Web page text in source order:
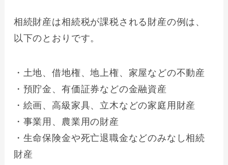
相続財産は相続税が課税される財産の例は、
以下のとおりです。
・土地、借地権、地上権、家屋などの不動産
・預貯金、有価証券などの金融資産
・絵画、高級家具、立木などの家庭用財産
・事業用、農業用の財産
・生命保険金や死亡退職金などのみなし相続
財産